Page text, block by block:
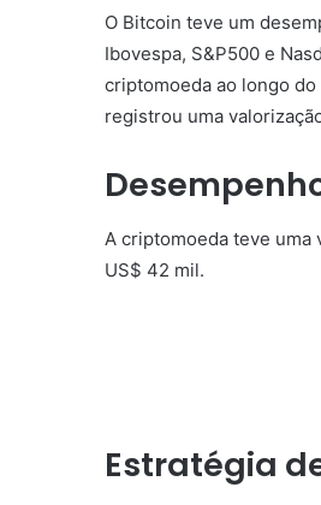
O Bitcoin teve um
Ibovespa, S&P500 e
criptomoeda ao longo
registrou uma
A criptomoeda teve uma
US$ 42 mil.
Estratégia